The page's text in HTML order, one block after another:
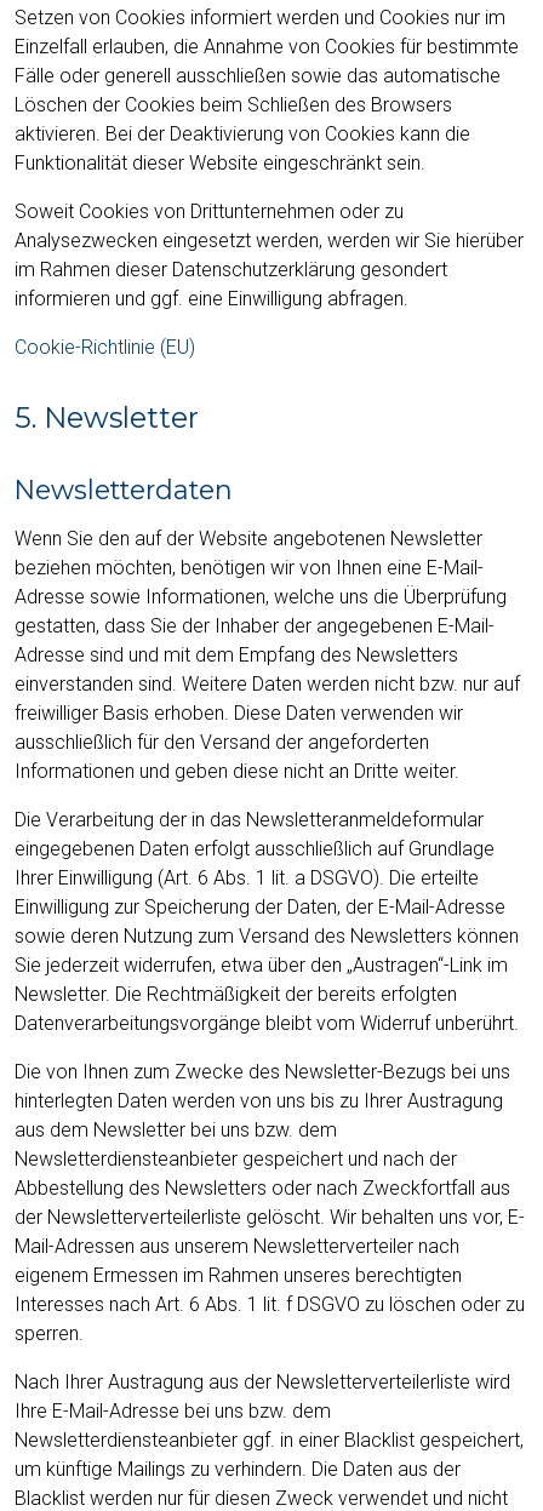
Setzen von Cookies informiert werden und Cookies nur im
Einzelfall erlauben, die Annahme von Cookies für bestimmte
Fälle oder generell ausschließen sowie das automatische
Löschen der Cookies beim Schließen des Browsers
aktivieren. Bei der Deaktivierung von Cookies kann die
Funktionalität dieser Website eingeschränkt sein.
Soweit Cookies von Drittunternehmen oder zu
Analysezwecken eingesetzt werden, werden wir Sie hierüber
im Rahmen dieser Datenschutzerklärung gesondert
informieren und ggf. eine Einwilligung abfragen.
Cookie-Richtlinie (EU)
5. Newsletter
Newsletter­daten
Wenn Sie den auf der Website angebotenen Newsletter
beziehen möchten, benötigen wir von Ihnen eine E-Mail-
Adresse sowie Informationen, welche uns die Überprüfung
gestatten, dass Sie der Inhaber der angegebenen E-Mail-
Adresse sind und mit dem Empfang des Newsletters
einverstanden sind. Weitere Daten werden nicht bzw. nur auf
freiwilliger Basis erhoben. Diese Daten verwenden wir
ausschließlich für den Versand der angeforderten
Informationen und geben diese nicht an Dritte weiter.
Die Verarbeitung der in das Newsletteranmeldeformular
eingegebenen Daten erfolgt ausschließlich auf Grundlage
Ihrer Einwilligung (Art. 6 Abs. 1 lit. a DSGVO). Die erteilte
Einwilligung zur Speicherung der Daten, der E-Mail-Adresse
sowie deren Nutzung zum Versand des Newsletters können
Sie jederzeit widerrufen, etwa über den „Austragen“-Link im
Newsletter. Die Rechtmäßigkeit der bereits erfolgten
Datenverarbeitungsvorgänge bleibt vom Widerruf unberührt.
Die von Ihnen zum Zwecke des Newsletter-Bezugs bei uns
hinterlegten Daten werden von uns bis zu Ihrer Austragung
aus dem Newsletter bei uns bzw. dem
Newsletterdiensteanbieter gespeichert und nach der
Abbestellung des Newsletters oder nach Zweckfortfall aus
der Newsletterverteilerliste gelöscht. Wir behalten uns vor, E-
Mail-Adressen aus unserem Newsletterverteiler nach
eigenem Ermessen im Rahmen unseres berechtigten
Interesses nach Art. 6 Abs. 1 lit. f DSGVO zu löschen oder zu
sperren.
Nach Ihrer Austragung aus der Newsletterverteilerliste wird
Ihre E-Mail-Adresse bei uns bzw. dem
Newsletterdiensteanbieter ggf. in einer Blacklist gespeichert,
um künftige Mailings zu verhindern. Die Daten aus der
Blacklist werden nur für diesen Zweck verwendet und nicht